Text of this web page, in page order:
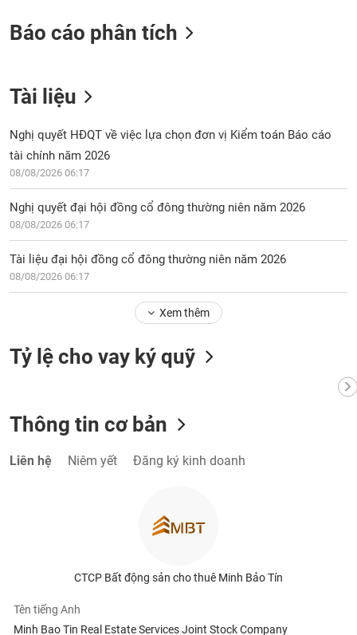
Báo cáo phân tích
Tài liệu
Nghị quyết HĐQT về việc lựa chọn đơn vị Kiểm toán Báo cáo
tài chính năm 2026
08/08/2026 06:17
Nghị quyết đại hội đồng cổ đông thường niên năm 2026
08/08/2026 06:17
Tài liệu đại hội đồng cổ đông thường niên năm 2026
08/08/2026 06:17
Xem thêm
Tỷ lệ cho vay ký quỹ
Thông tin cơ bản
Liên hệ Niêm yết Đăng ký kinh doanh
CTCP Bất động sản cho thuê Minh Bảo Tín
Tên tiếng Anh
Minh Bao Tin Real Estate Services Joint Stock Company
(-)
vụ
(-)
Đào
tạo
tài
chính
Công
Dữ